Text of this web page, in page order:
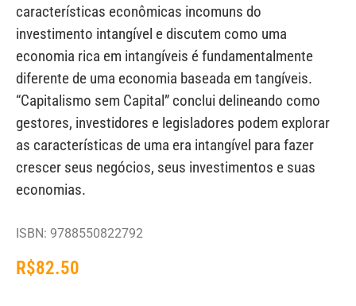
características econômicas incomuns do
investimento intangível e discutem como uma
economia rica em intangíveis é fundamentalmente
diferente de uma economia baseada em tangíveis.
“Capitalismo sem Capital” conclui delineando como
gestores, investidores e legisladores podem explorar
as características de uma era intangível para fazer
crescer seus negócios, seus investimentos e suas
economias.
ISBN: 9788550822792
R$82.50